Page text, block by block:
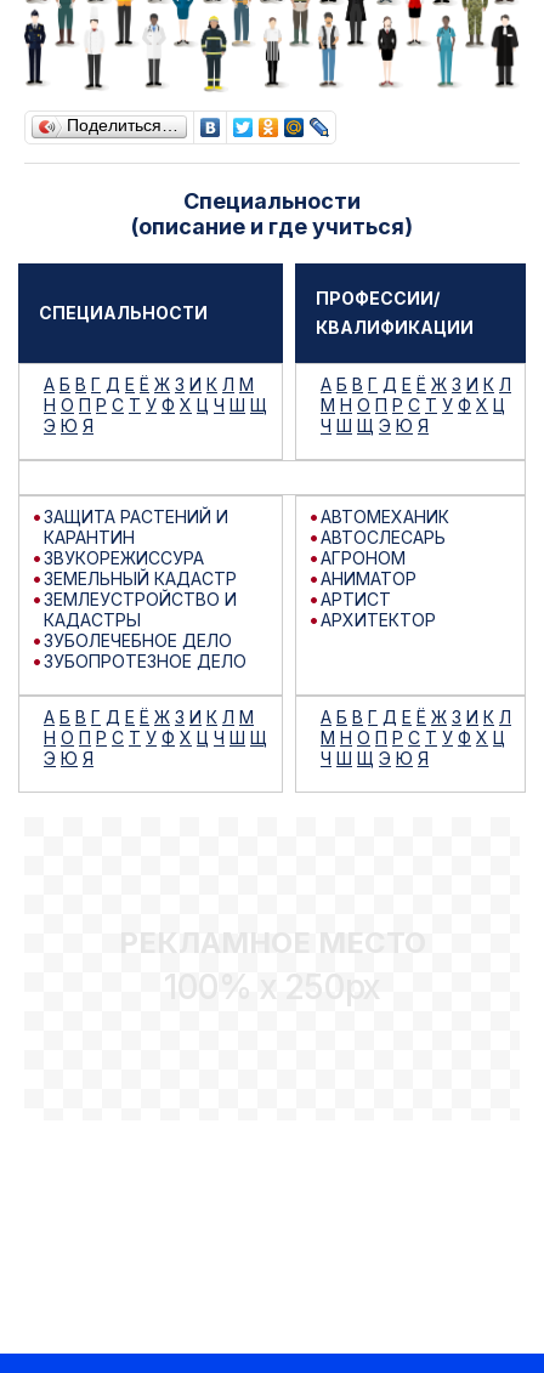
Поделиться…
Специальности
(описание и где учиться)
СПЕЦИАЛЬНОСТИ
ПРОФЕССИИ/
КВАЛИФИКАЦИИ
А Б В Г Д Е Ё Ж З И К Л М
Н О П Р С Т У Ф Х Ц Ч Ш Щ
Э Ю Я
А Б В Г Д Е Ё Ж З И К Л
М Н О П Р С Т У Ф Х Ц
Ч Ш Щ Э Ю Я
ЗАЩИТА РАСТЕНИЙ И
КАРАНТИН
ЗВУКОРЕЖИССУРА
ЗЕМЕЛЬНЫЙ КАДАСТР
ЗЕМЛЕУСТРОЙСТВО И
КАДАСТРЫ
ЗУБОЛЕЧЕБНОЕ ДЕЛО
ЗУБОПРОТЕЗНОЕ ДЕЛО
АВТОМЕХАНИК
АВТОСЛЕСАРЬ
АГРОНОМ
АНИМАТОР
АРТИСТ
АРХИТЕКТОР
А Б В Г Д Е Ё Ж З И К Л М
Н О П Р С Т У Ф Х Ц Ч Ш Щ
Э Ю Я
А Б В Г Д Е Ё Ж З И К Л
М Н О П Р С Т У Ф Х Ц
Ч Ш Щ Э Ю Я
РЕКЛАМНОЕ МЕСТО
100% x 250px